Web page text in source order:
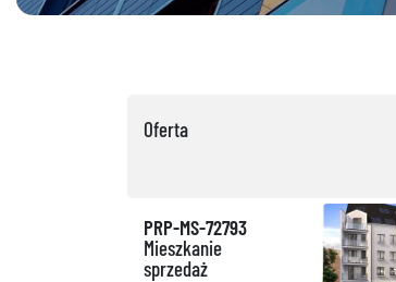
Oferta
PRP-MS-72793
Mieszkanie
sprzedaż